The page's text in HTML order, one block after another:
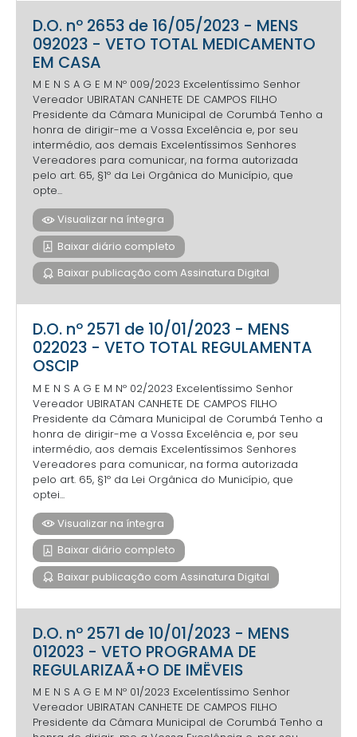
D.O. nº 2653 de 16/05/2023 - MENS
092023 - VETO TOTAL MEDICAMENTO
EM CASA
M E N S A G E M Nº 009/2023 Excelentíssimo Senhor
Vereador UBIRATAN CANHETE DE CAMPOS FILHO
Presidente da Câmara Municipal de Corumbá Tenho a
honra de dirigir-me a Vossa Excelência e, por seu
intermédio, aos demais Excelentíssimos Senhores
Vereadores para comunicar, na forma autorizada
pelo art. 65, §1º da Lei Orgânica do Município, que
opte...
Visualizar na íntegra
Baixar diário completo
Baixar publicação com Assinatura Digital
D.O. nº 2571 de 10/01/2023 - MENS
022023 - VETO TOTAL REGULAMENTA
OSCIP
M E N S A G E M Nº 02/2023 Excelentíssimo Senhor
Vereador UBIRATAN CANHETE DE CAMPOS FILHO
Presidente da Câmara Municipal de Corumbá Tenho a
honra de dirigir-me a Vossa Excelência e, por seu
intermédio, aos demais Excelentíssimos Senhores
Vereadores para comunicar, na forma autorizada
pelo art. 65, §1º da Lei Orgânica do Município, que
optei...
Visualizar na íntegra
Baixar diário completo
Baixar publicação com Assinatura Digital
D.O. nº 2571 de 10/01/2023 - MENS
012023 - VETO PROGRAMA DE
REGULARIZAÃ+O DE IMËVEIS
M E N S A G E M Nº 01/2023 Excelentíssimo Senhor
Vereador UBIRATAN CANHETE DE CAMPOS FILHO
Presidente da Câmara Municipal de Corumbá Tenho a